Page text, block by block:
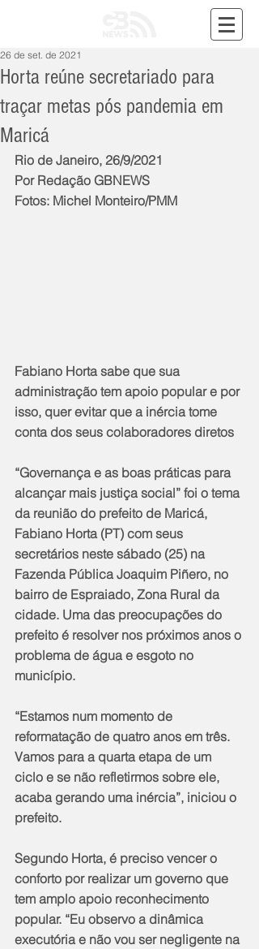
Horta reúne secretariado para
traçar metas pós pandemia em
Maricá
26 de set. de 2021
Rio de Janeiro, 26/9/2021
Por Redação GBNEWS
Fotos: Michel Monteiro/PMM
Fabiano Horta sabe que sua
administração tem apoio popular e por
isso, quer evitar que a inércia tome
conta dos seus colaboradores diretos
“Governança e as boas práticas para
alcançar mais justiça social” foi o tema
da reunião do prefeito de Maricá,
Fabiano Horta (PT) com seus
secretários neste sábado (25) na
Fazenda Pública Joaquim Piñero, no
bairro de Espraiado, Zona Rural da
cidade. Uma das preocupações do
prefeito é resolver nos próximos anos o
problema de água e esgoto no
município.
“Estamos num momento de
reformatação de quatro anos em três.
Vamos para a quarta etapa de um
ciclo e se não refletirmos sobre ele,
acaba gerando uma inércia”, iniciou o
prefeito.
Segundo Horta, é preciso vencer o
conforto por realizar um governo que
tem amplo apoio reconhecimento
popular. “Eu observo a dinâmica
executória e não vou ser negligente na